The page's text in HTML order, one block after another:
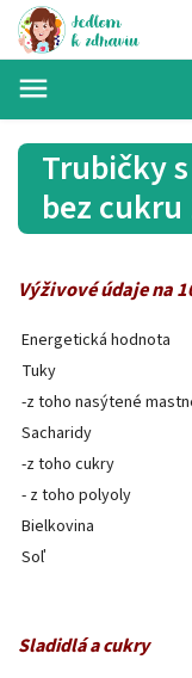
Trubičky
bez cukru
Výživové údaje na
Energetická hodnota
Tuky
-z toho nasýtené
Sacharidy
-z toho cukry
- z toho polyoly
Bielkovina
Soľ
Sladidlá a cukry